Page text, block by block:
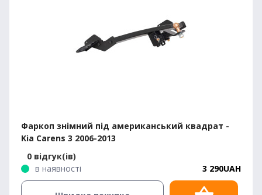
Фаркоп знімний під американський квадрат -
Kia Carens 3 2006-2013
0 відгук(ів)
в наявності
3 290UAH